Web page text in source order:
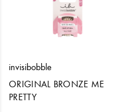
invisibobble
ORIGINAL BRONZE ME
PRETTY